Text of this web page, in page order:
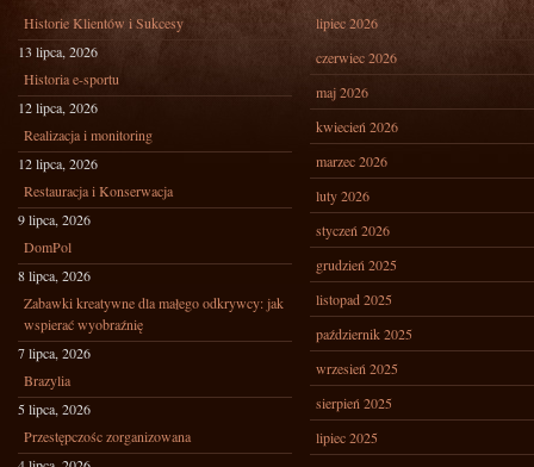
Historie Klientów i Sukcesy
13 lipca, 2026
Historia e-sportu
12 lipca, 2026
Realizacja i monitoring
12 lipca, 2026
Restauracja i Konserwacja
9 lipca, 2026
DomPol
8 lipca, 2026
Zabawki kreatywne dla małego odkrywcy: jak
wspierać wyobraźnię
7 lipca, 2026
Brazylia
5 lipca, 2026
Przestępczośc zorganizowana
lipiec 2026
czerwiec 2026
maj 2026
kwiecień 2026
marzec 2026
luty 2026
styczeń 2026
grudzień 2025
listopad 2025
październik 2025
wrzesień 2025
sierpień 2025
lipiec 2025